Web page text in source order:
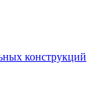
конструкций